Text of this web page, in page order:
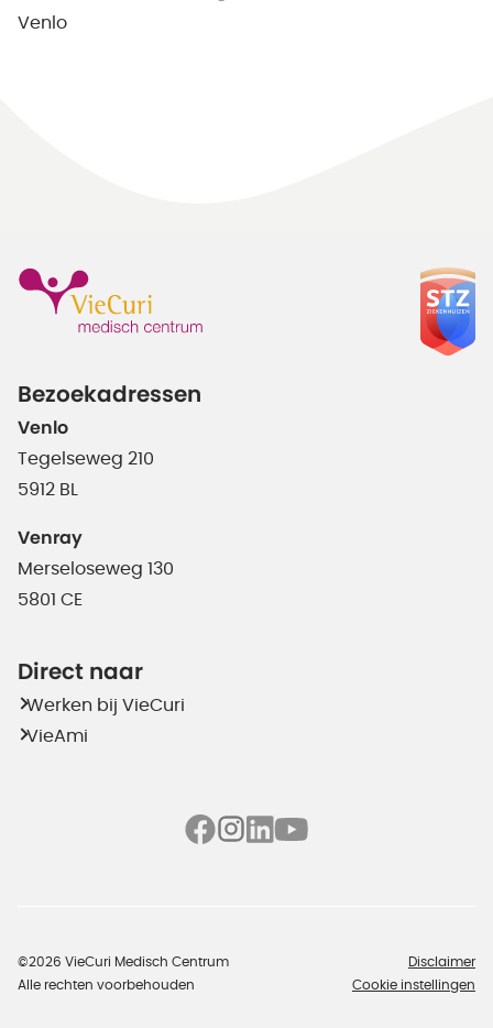
Venlo
Bezoekadressen
Venlo
Tegelseweg 210
5912 BL
Venray
Merseloseweg 130
5801 CE
Direct naar
Werken bij VieCuri
VieAmi
©2026 VieCuri Medisch Centrum
Alle rechten voorbehouden
Disclaimer
Cookie instellingen